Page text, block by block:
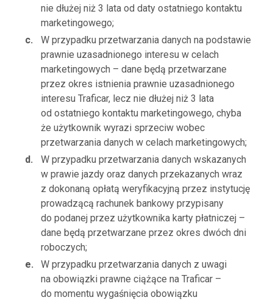
nie dłużej niż 3 lata od daty ostatniego kontaktu
marketingowego;
W przypadku przetwarzania danych na podstawie
prawnie uzasadnionego interesu w celach
marketingowych – dane będą przetwarzane
przez okres istnienia prawnie uzasadnionego
interesu Traficar, lecz nie dłużej niż 3 lata
od ostatniego kontaktu marketingowego, chyba
że użytkownik wyrazi sprzeciw wobec
przetwarzania danych w celach marketingowych;
W przypadku przetwarzania danych wskazanych
w prawie jazdy oraz danych przekazanych wraz
z dokonaną opłatą weryfikacyjną przez instytucję
prowadzącą rachunek bankowy przypisany
do podanej przez użytkownika karty płatniczej –
dane będą przetwarzane przez okres dwóch dni
roboczych;
W przypadku przetwarzania danych z uwagi
na obowiązki prawne ciążące na Traficar –
do momentu wygaśnięcia obowiązku